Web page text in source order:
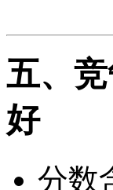
五、
好
分数